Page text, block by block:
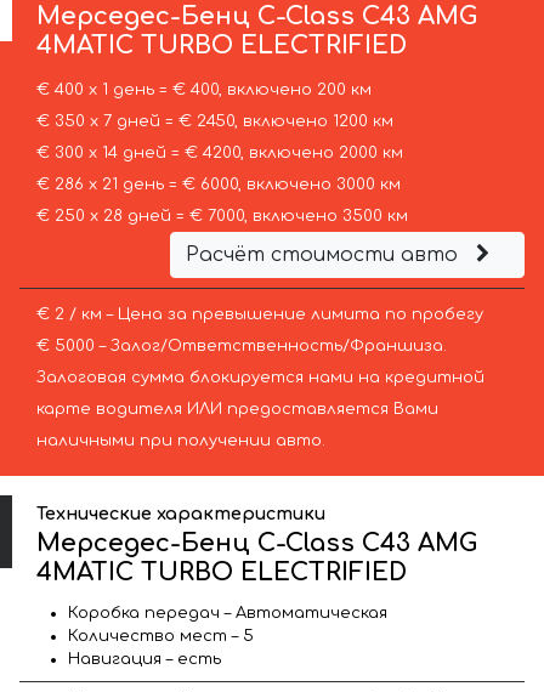
Мерседес-Бенц C-Class C43 AMG
4MATIC TURBO ELECTRIFIED
€ 400 х 1 день = € 400, включено 200 км
€ 350 х 7 дней = € 2450, включено 1200 км
€ 300 х 14 дней = € 4200, включено 2000 км
€ 286 х 21 день = € 6000, включено 3000 км
€ 250 х 28 дней = € 7000, включено 3500 км
Расчёт стоимости авто
€ 2 / км – Цена за превышение лимита по пробегу
€ 5000 – Залог/Ответственность/Франшиза.
Залоговая сумма блокируется нами на кредитной
карте водителя ИЛИ предоставляется Вами
наличными при получении авто.
Технические характеристики
Мерседес-Бенц C-Class C43 AMG
4MATIC TURBO ELECTRIFIED
Коробка передач – Автоматическая
Количество мест – 5
Навигация – есть